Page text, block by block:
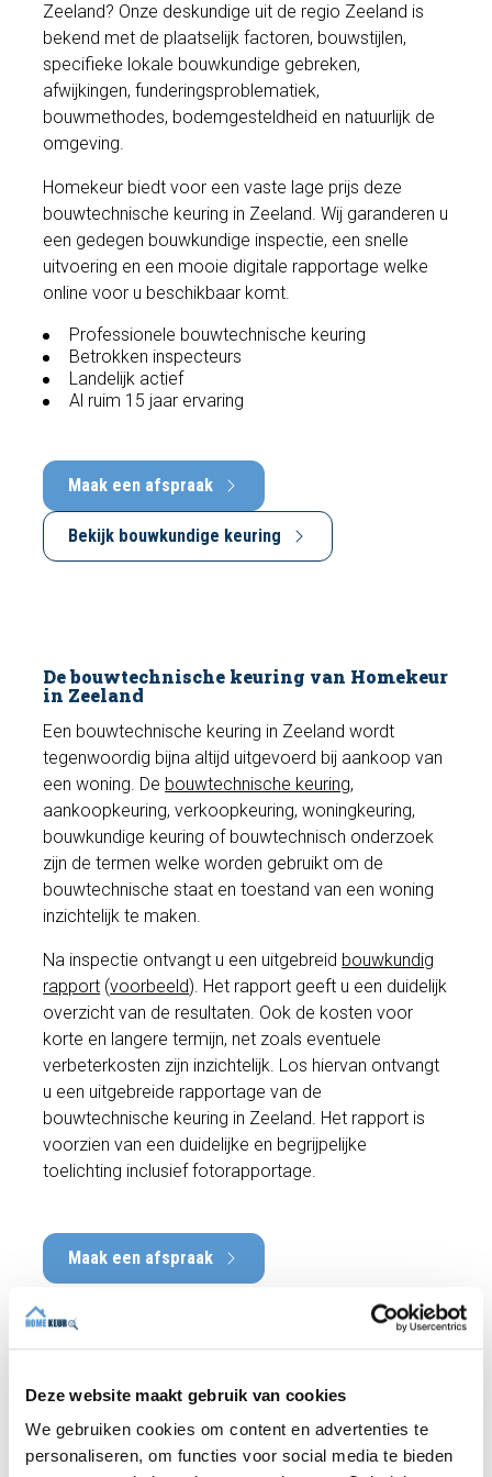
Deze website maakt gebruik van cookies
We gebruiken cookies om content en advertenties te
personaliseren, om functies voor social media te bieden
Zeeland? Onze deskundige uit de regio Zeeland is
bekend met de plaatselijk factoren, bouwstijlen,
specifieke lokale bouwkundige gebreken,
afwijkingen, funderingsproblematiek,
bouwmethodes, bodemgesteldheid en natuurlijk de
omgeving.
Homekeur biedt voor een vaste lage prijs deze
bouwtechnische keuring in Zeeland. Wij garanderen u
een gedegen bouwkundige inspectie, een snelle
uitvoering en een mooie digitale rapportage welke
online voor u beschikbaar komt.
Professionele bouwtechnische keuring
Betrokken inspecteurs
Landelijk actief
Al ruim 15 jaar ervaring
Maak een afspraak
Bekijk bouwkundige keuring
De bouwtechnische keuring van Homekeur
in Zeeland
Een bouwtechnische keuring in Zeeland wordt
tegenwoordig bijna altijd uitgevoerd bij aankoop van
een woning. De bouwtechnische keuring,
aankoopkeuring, verkoopkeuring, woningkeuring,
bouwkundige keuring of bouwtechnisch onderzoek
zijn de termen welke worden gebruikt om de
bouwtechnische staat en toestand van een woning
inzichtelijk te maken.
Na inspectie ontvangt u een uitgebreid bouwkundig
rapport (voorbeeld). Het rapport geeft u een duidelijk
overzicht van de resultaten. Ook de kosten voor
korte en langere termijn, net zoals eventuele
verbeterkosten zijn inzichtelijk. Los hiervan ontvangt
u een uitgebreide rapportage van de
bouwtechnische keuring in Zeeland. Het rapport is
voorzien van een duidelijke en begrijpelijke
toelichting inclusief fotorapportage.
Maak een afspraak
Recente reviews
Onze klanten waarderen vooral onze helderheid,
snelheid en deskundigheid. Dit zeggen zij over ons